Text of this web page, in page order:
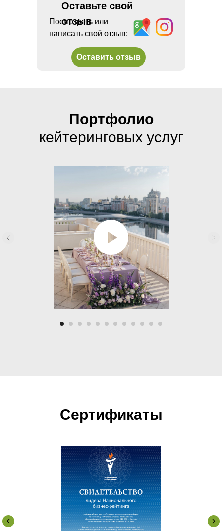
Посмотреть или
написать свой отзыв:
Оставьте свой
отзыв
Оставить отзыв
Портфолио
кейтеринговых услуг
Сертификаты